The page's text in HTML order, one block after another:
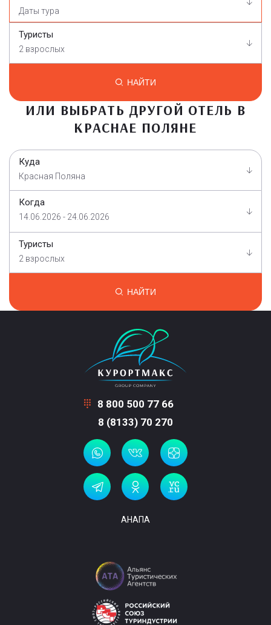
Туристы
2 взрослых
НАЙТИ
ИЛИ ВЫБРАТЬ ДРУГОЙ ОТЕЛЬ В
КРАСНАЕ ПОЛЯНЕ
Куда
Красная Поляна
Когда
14.06.2026 - 24.06.2026
Туристы
2 взрослых
НАЙТИ
8 800 500 77 66
8 (8133) 70 270
АНАПА